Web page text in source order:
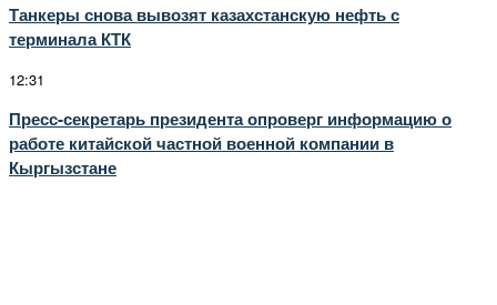
Танкеры снова вывозят казахстанскую нефть с
терминала КТК
12:31
Пресс-секретарь президента опроверг информацию о
работе китайской частной военной компании в
Кыргызстане